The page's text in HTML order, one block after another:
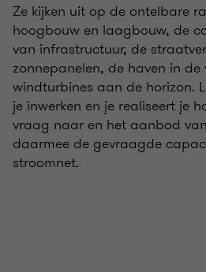
Ze kijken uit op de ontelbare
hoogbouw en laagbouw, de
van infrastructuur, de
zonnepanelen, de haven in de
windturbines aan de horizon.
je inwerken en je realiseert je
vraag naar en het aanbod
daarmee de gevraagde
stroomnet.